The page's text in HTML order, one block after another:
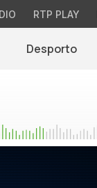
RTP PLAY
Desporto